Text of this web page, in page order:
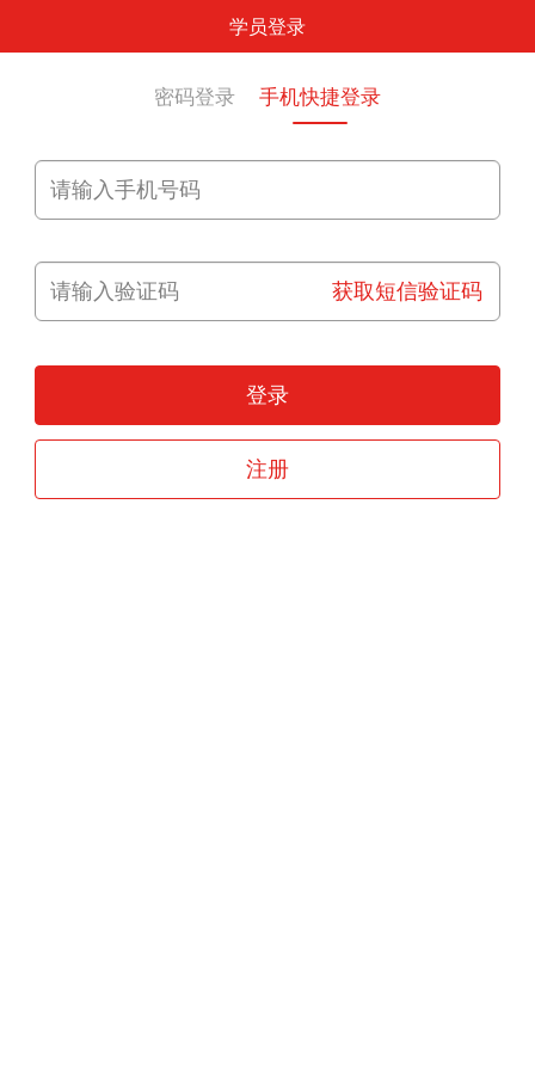
学员登录
密码登录 手机快捷登录
获取短信验证码
登录
注册